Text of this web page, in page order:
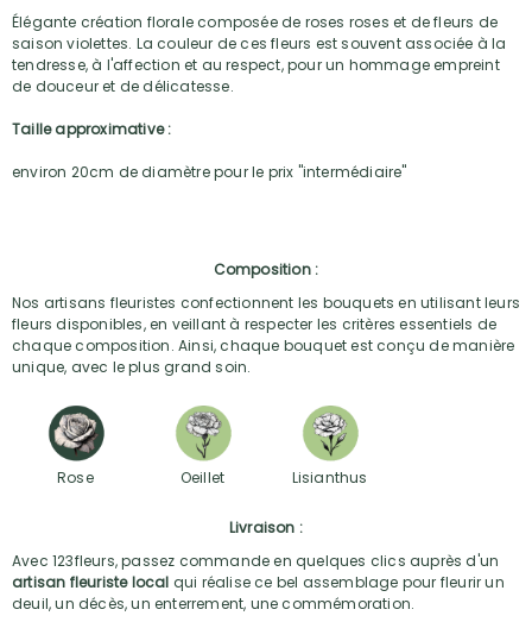
Élégante création florale composée de roses roses et de fleurs de
saison violettes. La couleur de ces fleurs est souvent associée à la
tendresse, à l'affection et au respect, pour un hommage empreint
de douceur et de délicatesse.
Taille approximative :
environ 20cm de diamètre pour le prix "intermédiaire"
Composition :
Nos artisans fleuristes confectionnent les bouquets en utilisant leurs
fleurs disponibles, en veillant à respecter les critères essentiels de
chaque composition. Ainsi, chaque bouquet est conçu de manière
unique, avec le plus grand soin.
Rose Oeillet Lisianthus
Livraison :
Avec 123fleurs, passez commande en quelques clics auprès d'un
artisan fleuriste local qui réalise ce bel assemblage pour fleurir un
deuil, un décès, un enterrement, une commémoration.